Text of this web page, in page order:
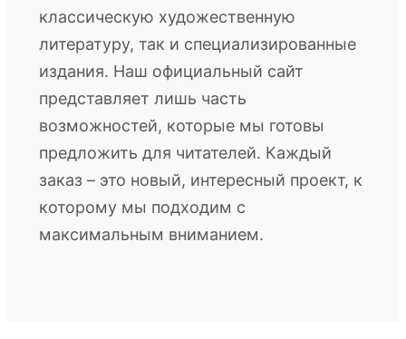
классическую художественную
литературу, так и специализированные
издания. Наш официальный сайт
представляет лишь часть
возможностей, которые мы готовы
предложить для читателей. Каждый
заказ – это новый, интересный проект, к
которому мы подходим с
максимальным вниманием.